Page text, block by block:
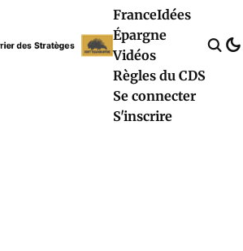
FranceIdées
Épargne
Vidéos
Règles du CDS
Se connecter
S'inscrire